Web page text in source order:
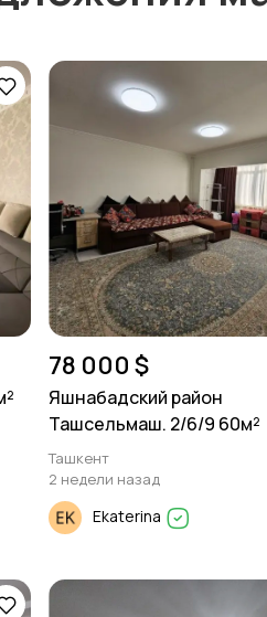
78 000 $
Яшнабадский район
Ташсельмаш. 2/6/9 60м²
Ташкент
2 недели назад
Ekaterina